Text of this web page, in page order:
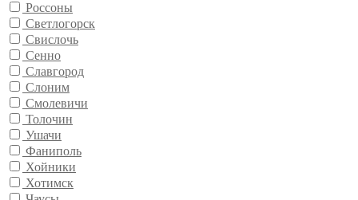
Россоны
Светлогорск
Свислочь
Сенно
Славгород
Слоним
Смолевичи
Толочин
Ушачи
Фаниполь
Хойники
Хотимск